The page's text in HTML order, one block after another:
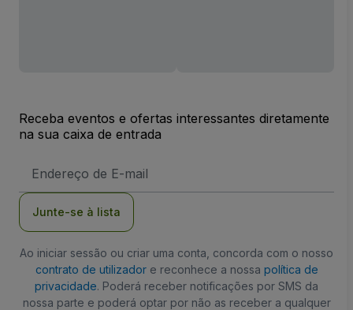
Receba eventos e ofertas interessantes diretamente
na sua caixa de entrada
de
Junte-se à lista
Ao iniciar sessão ou criar uma conta, concorda com o nosso
contrato de utilizadore reconhece a nossa política de
privacidade. Poderá receber notificações por SMS da
nossa parte e poderá optar por não as receber a qualquer